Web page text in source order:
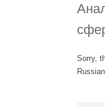
Sorry,
Russian.